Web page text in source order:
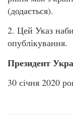
(додається).
2. Цей Указ
опублікування.
Президент
30 січня 2020